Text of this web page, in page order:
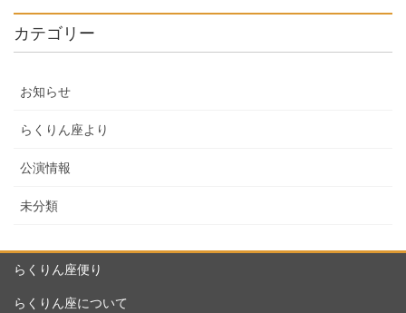
カテゴリー
お知らせ
らくりん座より
公演情報
未分類
らくりん座便り
らくりん座について